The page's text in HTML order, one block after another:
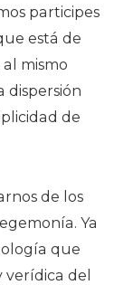
participes
está de
mismo
dispersión
de
de los
Ya
que
verídica del